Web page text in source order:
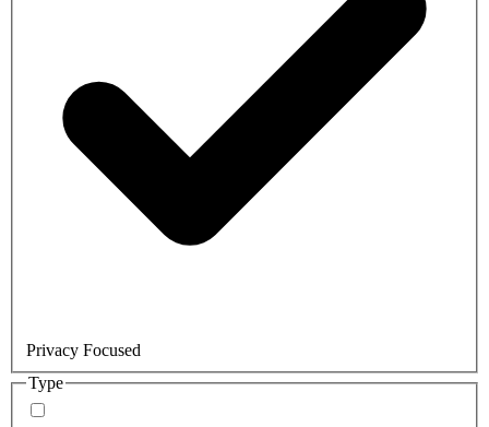
Privacy Focused
Type